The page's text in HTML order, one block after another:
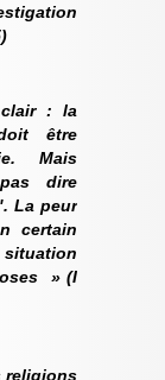
: la
être
Mais
dire
La peur
certain
» (I
religions